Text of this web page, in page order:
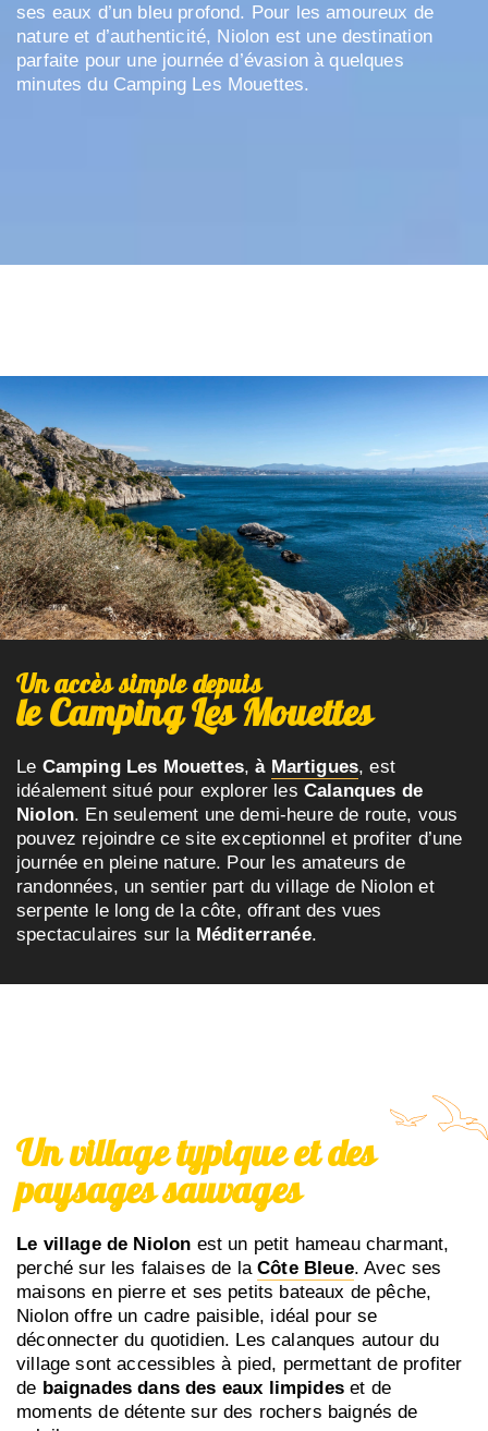
ses eaux d’un bleu profond. Pour les amoureux de
nature et d’authenticité, Niolon est une destination
parfaite pour une journée d’évasion à quelques
minutes du Camping Les Mouettes.
Un accès simple depuis
le Camping Les Mouettes
Le Camping Les Mouettes,à Martigues, est
idéalement situé pour explorer les Calanques de
Niolon. En seulement une demi-heure de route, vous
pouvez rejoindre ce site exceptionnel et profiter d’une
journée en pleine nature. Pour les amateurs de
randonnées, un sentier part du village de Niolon et
serpente le long de la côte, offrant des vues
spectaculaires sur la Méditerranée.
Un village typique et des
paysages sauvages
Le village de Niolon est un petit hameau charmant,
perché sur les falaises de laCôte Bleue. Avec ses
maisons en pierre et ses petits bateaux de pêche,
Niolon offre un cadre paisible, idéal pour se
déconnecter du quotidien. Les calanques autour du
village sont accessibles à pied, permettant de profiter
de baignades dans des eaux limpideset de
moments de détente sur des rochers baignés de